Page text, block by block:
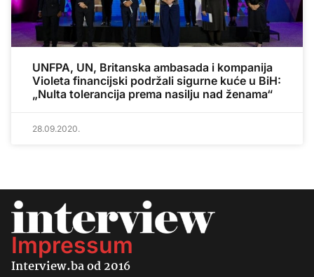
UNFPA, UN, Britanska ambasada i kompanija
Violeta financijski podržali sigurne kuće u BiH:
„Nulta tolerancija prema nasilju nad ženama“
28.09.2020.
Impressum
Interview.ba od 2016